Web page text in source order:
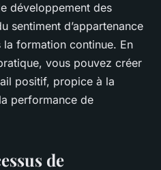
développement des
sentiment d’appartenance
la formation continue. En
vous pouvez créer
positif, propice à la
performance de
de